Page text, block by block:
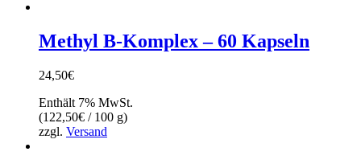
Methyl B-Komplex – 60 Kapseln
24,50€
Enthält 7% MwSt.
(122,50€ / 100 g)
zzgl. Versand